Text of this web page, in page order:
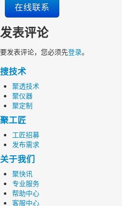
在线联系
发表评论
要发表评论，您必须先登录。
搜技术
聚透技术
聚仪器
聚定制
聚工匠
工匠招募
发布需求
关于我们
聚快讯
专业服务
帮助中心
客服中心